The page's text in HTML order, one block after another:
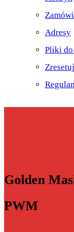
Adresy
Pliki
Golden
PWM